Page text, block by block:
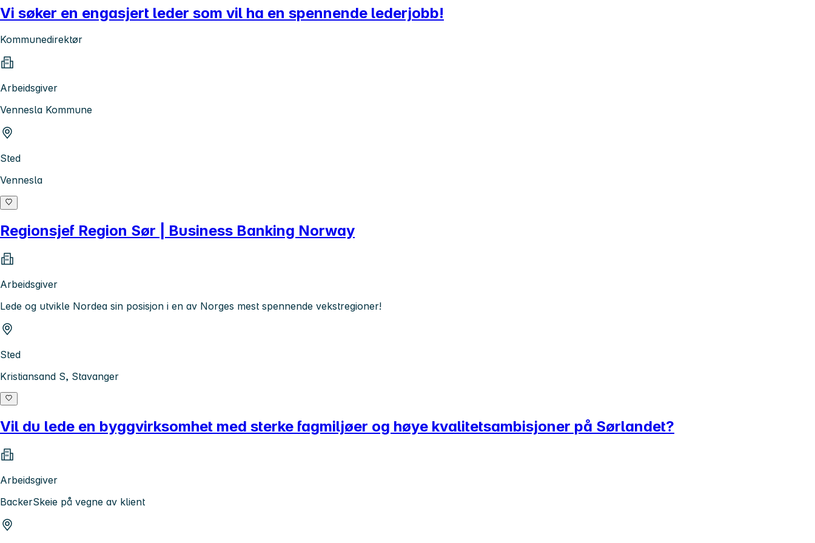
Vi søker en engasjert leder som vil ha en spennende lederjobb!
Kommunedirektør
Arbeidsgiver
Vennesla Kommune
Sted
Vennesla
Regionsjef Region Sør | Business Banking Norway
Arbeidsgiver
Lede og utvikle Nordea sin posisjon i en av Norges mest spennende vekstregioner!
Sted
Kristiansand S, Stavanger
Vil du lede en byggvirksomhet med sterke fagmiljøer og høye kvalitetsambisjoner på Sørlandet?
Arbeidsgiver
BackerSkeie på vegne av klient